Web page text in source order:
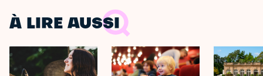
À LIRE AUSSI